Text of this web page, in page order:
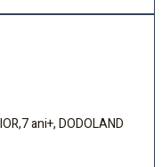
ani+, DODOLAND